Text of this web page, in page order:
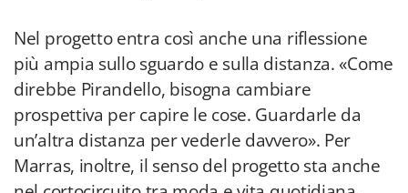
Nel progetto entra così anche una riflessione
più ampia sullo sguardo e sulla distanza. «Come
direbbe Pirandello, bisogna cambiare
prospettiva per capire le cose. Guardarle da
un’altra distanza per vederle davvero». Per
Marras, inoltre, il senso del progetto sta anche